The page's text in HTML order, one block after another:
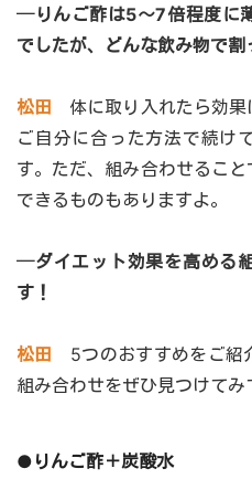
─りんご酢は5～7倍程度に
でしたが、どんな飲み物で
松田 体に取り入れたら効果
ご自分に合った方法で続け
す。ただ、組み合わせるこ
できるものもありますよ。
─ダイエット効果を高める
す！
松田 5つのおすすめをご紹
組み合わせをぜひ見つけてみ
●りんご酢＋炭酸水